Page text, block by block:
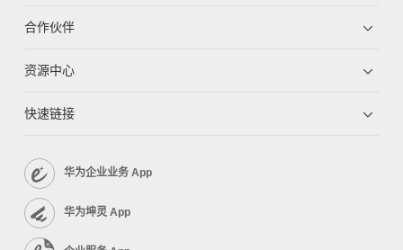
合作伙伴
资源中心
快速链接
华为企业业务 App
华为坤灵 App